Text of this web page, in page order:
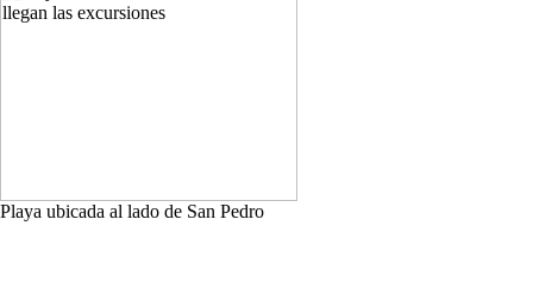
Playa ubicada al lado de San Pedro